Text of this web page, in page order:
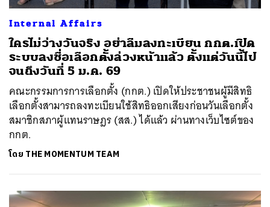
Internal Affairs
ใครไม่ว่างวันจริง อย่าลืมลงทะเบียน กกต.เปิด
ระบบลงชื่อเลือกตั้งล่วงหน้าแล้ว ตั้งแต่วันนี้ไป
จนถึงวันที่ 5 ม.ค. 69
คณะกรรมการการเลือกตั้ง (กกต.) เปิดให้ประชาชนผู้มีสิทธิ
เลือกตั้งสามารถลงทะเบียนใช้สิทธิออกเสียงก่อนวันเลือกตั้ง
สมาชิกสภาผู้แทนราษฎร (สส.) ได้แล้ว ผ่านทางเว็บไซต์ของ
กกต.
โดย THE MOMENTUM TEAM